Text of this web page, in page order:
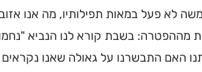
לא פעל במאות תפילותיו, מה אנו
מההפטרה: בשבת קורא לנו הנביא
האם התבשרנו על גאולה שאנו